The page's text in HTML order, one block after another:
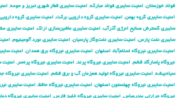
فولاد خوزستان, امنیت سایبری فولاد مبارکه, امنیت سایبری قطار شهری تبریز و حومه,
امنیت سایبری گروه بهمن, امنیت سایبری گروه دارویی برکت, امنیت سایبری گروه
سایبری گسترش صنایع انرژی آذرآب, امنیت سایبری ماشین‌سازی اراک, امنیت سایبری
سایبری نفت پارس, امنیت سایبری نفت‌وگاز پارسیان, امنیت سایبری نورد آلومینیوم,
امنیت سایبری نیروگاه اسلام‌آباد اصفهان, امنیت سایبری نیروگاه برق همدان, امنیت
نیروگاه پاسارگاد قشم, امنیت سایبری نیروگاه پرند, امنیت سایبری نیروگاه پره‌سر , امنیت
سیاه‌بیشه, امنیت سایبری نیروگاه تولید هم‌زمان آب و برق قشم, امنیت سایبری نیروگاه
امنیت سایبری نیروگاه چهلستون اصفهان, امنیت سایبری نیروگاه حافظ, امنیت سایبری
نیروگاه حرارتی بندرعباس, امنیت سایبری نیروگاه خلیج فارس, امنیت سایبری نیروگاه